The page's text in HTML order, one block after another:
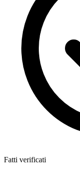
Fatti verificati